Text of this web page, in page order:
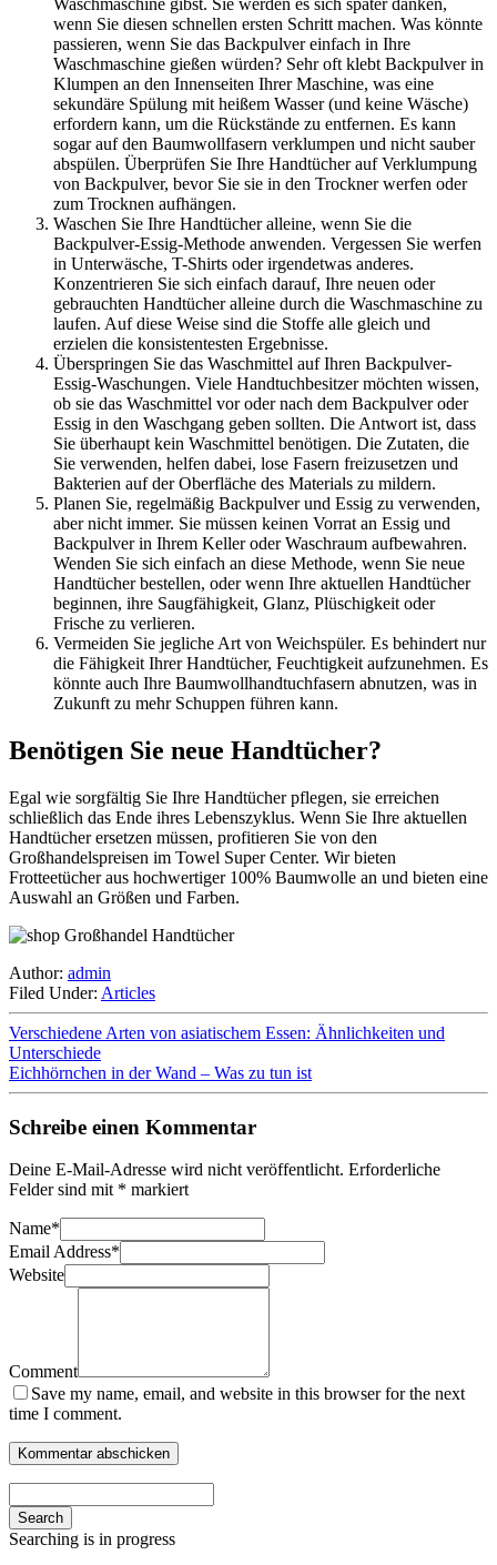
Waschmaschine gibst. Sie werden es sich später danken,
wenn Sie diesen schnellen ersten Schritt machen. Was könnte
passieren, wenn Sie das Backpulver einfach in Ihre
Waschmaschine gießen würden? Sehr oft klebt Backpulver in
Klumpen an den Innenseiten Ihrer Maschine, was eine
sekundäre Spülung mit heißem Wasser (und keine Wäsche)
erfordern kann, um die Rückstände zu entfernen. Es kann
sogar auf den Baumwollfasern verklumpen und nicht sauber
abspülen. Überprüfen Sie Ihre Handtücher auf Verklumpung
von Backpulver, bevor Sie sie in den Trockner werfen oder
zum Trocknen aufhängen.
Waschen Sie Ihre Handtücher alleine, wenn Sie die
Backpulver-Essig-Methode anwenden. Vergessen Sie werfen
in Unterwäsche, T-Shirts oder irgendetwas anderes.
Konzentrieren Sie sich einfach darauf, Ihre neuen oder
gebrauchten Handtücher alleine durch die Waschmaschine zu
laufen. Auf diese Weise sind die Stoffe alle gleich und
erzielen die konsistentesten Ergebnisse.
Überspringen Sie das Waschmittel auf Ihren Backpulver-
Essig-Waschungen. Viele Handtuchbesitzer möchten wissen,
ob sie das Waschmittel vor oder nach dem Backpulver oder
Essig in den Waschgang geben sollten. Die Antwort ist, dass
Sie überhaupt kein Waschmittel benötigen. Die Zutaten, die
Sie verwenden, helfen dabei, lose Fasern freizusetzen und
Bakterien auf der Oberfläche des Materials zu mildern.
Planen Sie, regelmäßig Backpulver und Essig zu verwenden,
aber nicht immer. Sie müssen keinen Vorrat an Essig und
Backpulver in Ihrem Keller oder Waschraum aufbewahren.
Wenden Sie sich einfach an diese Methode, wenn Sie neue
Handtücher bestellen, oder wenn Ihre aktuellen Handtücher
beginnen, ihre Saugfähigkeit, Glanz, Plüschigkeit oder
Frische zu verlieren.
Vermeiden Sie jegliche Art von Weichspüler. Es behindert nur
die Fähigkeit Ihrer Handtücher, Feuchtigkeit aufzunehmen. Es
könnte auch Ihre Baumwollhandtuchfasern abnutzen, was in
Zukunft zu mehr Schuppen führen kann.
Benötigen Sie neue Handtücher?
Egal wie sorgfältig Sie Ihre Handtücher pflegen, sie erreichen
schließlich das Ende ihres Lebenszyklus. Wenn Sie Ihre aktuellen
Handtücher ersetzen müssen, profitieren Sie von den
Großhandelspreisen im Towel Super Center. Wir bieten
Frotteetücher aus hochwertiger 100% Baumwolle an und bieten eine
Auswahl an Größen und Farben.
Author: admin
Filed Under: Articles
Verschiedene Arten von asiatischem Essen: Ähnlichkeiten und
Unterschiede
Eichhörnchen in der Wand – Was zu tun ist
Schreibe einen Kommentar
Deine E-Mail-Adresse wird nicht veröffentlicht. Erforderliche
Felder sind mit * markiert
Name*
Email Address*
Website
Comment
Save my name, email, and website in this browser for the next
time I comment.
Search
Searching is in progress